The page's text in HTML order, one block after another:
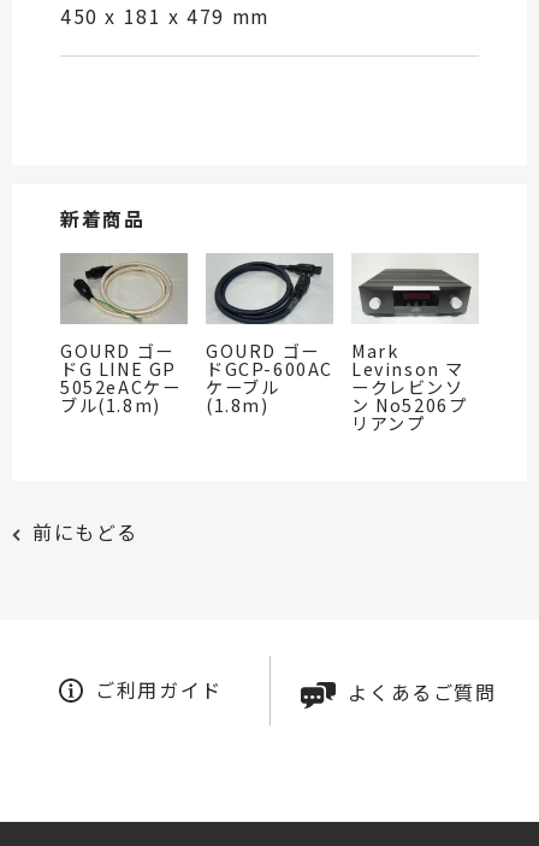
450 x 181 x 479 mm
新着商品
GOURD ゴー
ドG LINE GP
5052eACケー
ブル(1.8m)
GOURD ゴー
ドGCP-600AC
ケーブル
(1.8m)
Mark
Levinson マ
ークレビンソ
ン No5206プ
リアンプ
前にもどる
ご利用ガイド よくあるご質問